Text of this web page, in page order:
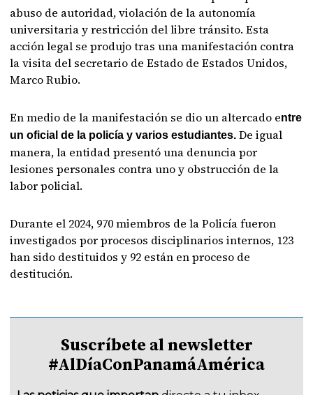
abuso de autoridad, violación de la autonomía
universitaria y restricción del libre tránsito. Esta
acción legal se produjo tras una manifestación contra
la visita del secretario de Estado de Estados Unidos,
Marco Rubio.
En medio de la manifestación se dio un altercado entre
un oficial de la policía y varios estudiantes.De igual
manera, la entidad presentó una denuncia por
lesiones personales contra uno y obstrucción de la
labor policial.
Durante el 2024, 970 miembros de la Policía fueron
investigados por procesos disciplinarios internos, 123
han sido destituidos y 92 están en proceso de
destitución.
Suscríbete al newsletter
#AlDíaConPanamáAmérica